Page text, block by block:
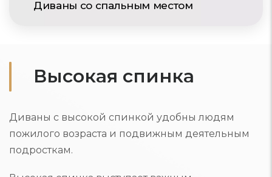
Диваны со спальным местом
Высокая спинка
Диваны с высокой спинкой удобны людям
пожилого возраста и подвижным деятельным
подросткам.